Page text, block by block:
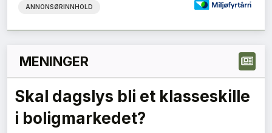
ANNONSØRINNHOLD
MENINGER
Grønne anskaffelser må gi
forutsigbare krav – en